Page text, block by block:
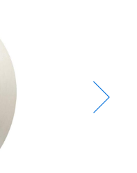
究機関名
録（無料）